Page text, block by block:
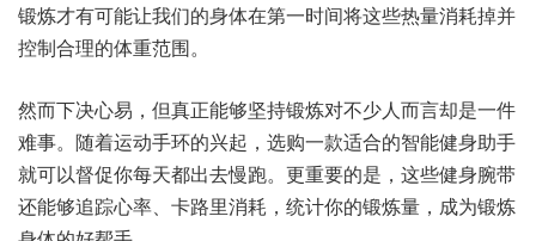
锻炼才有可能让我们的身体在第一时间将这些热量消耗掉并
控制合理的体重范围。
然而下决心易，但真正能够坚持锻炼对不少人而言却是一件
难事。随着运动手环的兴起，选购一款适合的智能健身助手
就可以督促你每天都出去慢跑。更重要的是，这些健身腕带
还能够追踪心率、卡路里消耗，统计你的锻炼量，成为锻炼